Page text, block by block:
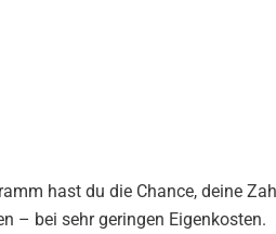
hast du die Chance, deine
– bei sehr geringen Eigenkosten.